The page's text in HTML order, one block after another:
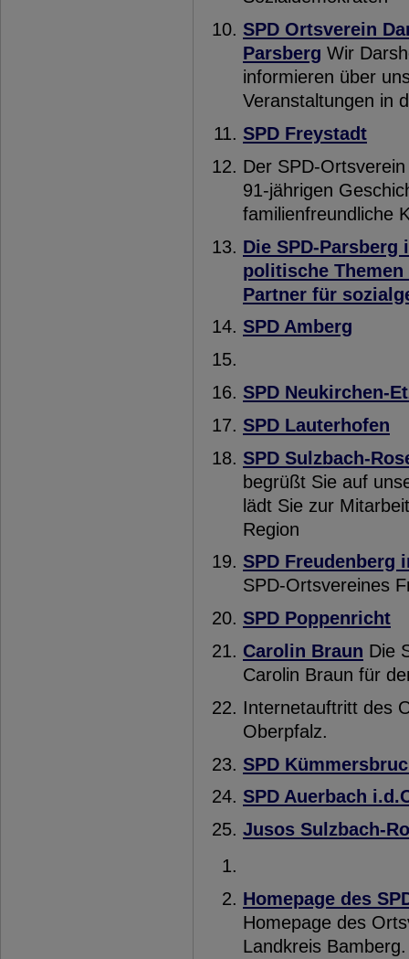
SPD Ortsverein
Parsberg Wir
informieren über
Veranstaltungen in
SPD Freystadt
Der SPD-
91-jährigen
familienfreundliche
Die SPD-
politische
Partner für
SPD Amberg
SPD Neukirchen-
SPD Lauterhofen
SPD Sulzbach-
begrüßt Sie auf
lädt Sie zur
Region
SPD Freudenberg
SPD-Ortsvereines
SPD Poppenricht
Carolin Braun Die
Carolin Braun für
Internetauftritt des
Oberpfalz.
SPD
SPD Auerbach
Jusos Sulzbach-
Homepage des
Homepage des
Landkreis